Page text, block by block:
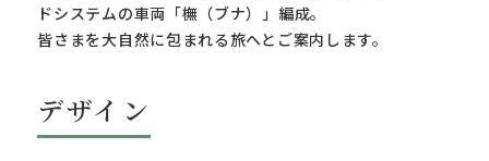
ドシステムの車両「橅（ブナ）」編成。
皆さまを大自然に包まれる旅へとご案内します。
デザイン